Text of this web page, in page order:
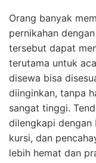
Orang banyak
pernikahan
tersebut dapat
terutama untuk
disewa bisa
diinginkan, tanpa
sangat tinggi.
dilengkapi dengan
kursi, dan
lebih hemat dan